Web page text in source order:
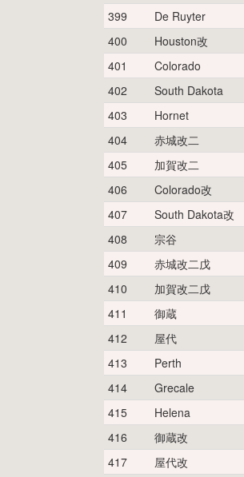
399
De Ruyter
400
Houston改
401
Colorado
402
South Dakota
403
Hornet
404
赤城改二
405
加賀改二
406
Colorado改
407
South Dakota改
408
宗谷
409
赤城改二戊
410
加賀改二戊
411
御蔵
412
屋代
413
Perth
414
Grecale
415
Helena
416
御蔵改
417
屋代改